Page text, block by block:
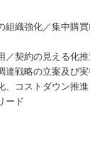
組織強化／集中購
／契約の見える化推
達戦略の立案及び
、コストダウン推進
ード